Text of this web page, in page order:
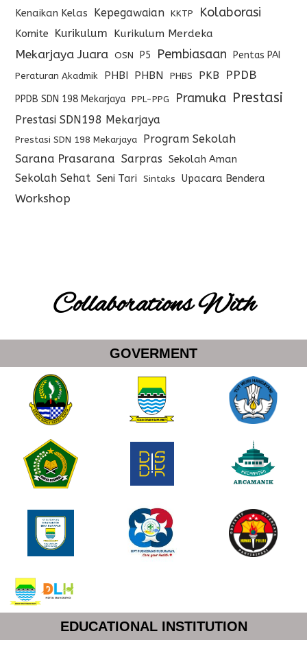
Kenaikan Kelas
Kepegawaian KKTP Kolaborasi
Komite Kurikulum Kurikulum Merdeka
Mekarjaya Juara OSN P5 Pembiasaan Pentas PAI
Peraturan Akadmik PHBI PHBN PHBS PKB PPDB
PPDB SDN 198 Mekarjaya PPL-PPG Pramuka Prestasi
Prestasi SDN198 Mekarjaya
Prestasi SDN 198 Mekarjaya
Program Sekolah
Sarana Prasarana Sarpras Sekolah Aman
Sekolah Sehat Seni Tari Sintaks Upacara Bendera
Workshop
Collaborations With
GOVERMENT
EDUCATIONAL INSTITUTION